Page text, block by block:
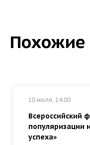
Похожие
10 июля, 14:00
Всероссийский
популяризации
успеха»